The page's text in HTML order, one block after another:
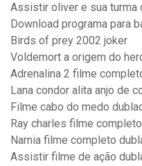
Assistir oliver e sua turma
Download programa para
Birds of prey 2002 joker
Voldemort a origem do
Adrenalina 2 filme
Lana condor alita anjo de
Filme cabo do medo
Ray charles filme
Narnia filme completo
Assistir filme de ação